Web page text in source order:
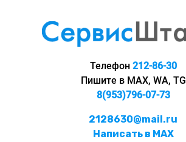
Телефон 212-86-30
Пишите в MAX, WA, TG
8(953)796-07-73
2128630@mail.ru
Написать в MAX